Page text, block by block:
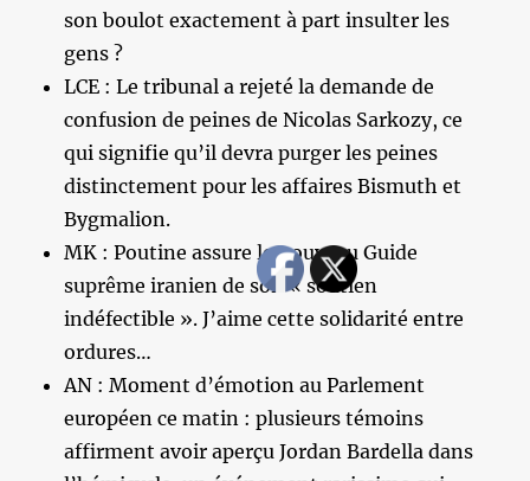
son boulot exactement à part insulter les
gens ?
LCE : Le tribunal a rejeté la demande de
confusion de peines de Nicolas Sarkozy, ce
qui signifie qu’il devra purger les peines
distinctement pour les affaires Bismuth et
Bygmalion.
MK : Poutine assure le nouveau Guide
suprême iranien de son « soutien
indéfectible ». J’aime cette solidarité entre
ordures…
AN : Moment d’émotion au Parlement
européen ce matin : plusieurs témoins
affirment avoir aperçu Jordan Bardella dans